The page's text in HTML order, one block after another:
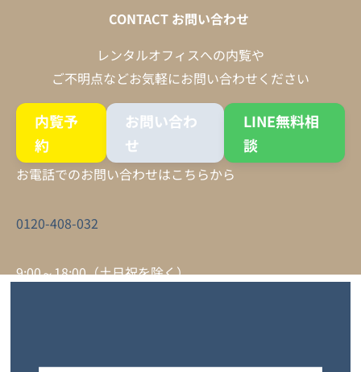
CONTACT お問い合わせ
レンタルオフィスへの内覧や
ご不明点などお気軽にお問い合わせください
内覧予
約
お問い合わ
せ
LINE無料相
談
お電話でのお問い合わせはこちらから
0120-408-032
9:00～18:00（土日祝を除く）